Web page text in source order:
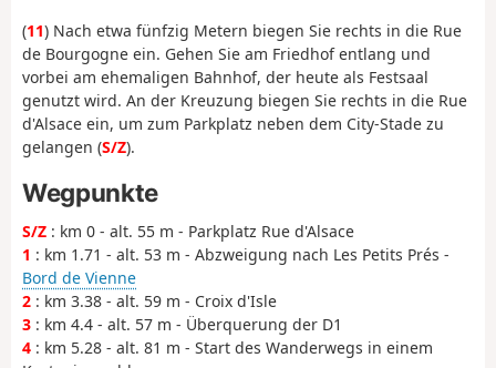
(11) Nach etwa fünfzig Metern biegen Sie rechts in die Rue
de Bourgogne ein. Gehen Sie am Friedhof entlang und
vorbei am ehemaligen Bahnhof, der heute als Festsaal
genutzt wird. An der Kreuzung biegen Sie rechts in die Rue
d'Alsace ein, um zum Parkplatz neben dem City-Stade zu
gelangen (S/Z).
Wegpunkte
S/Z : km 0 - alt. 55 m - Parkplatz Rue d'Alsace
1 : km 1.71 - alt. 53 m - Abzweigung nach Les Petits Prés -
Bord de Vienne
2 : km 3.38 - alt. 59 m - Croix d'Isle
3 : km 4.4 - alt. 57 m - Überquerung der D1
4 : km 5.28 - alt. 81 m - Start des Wanderwegs in einem